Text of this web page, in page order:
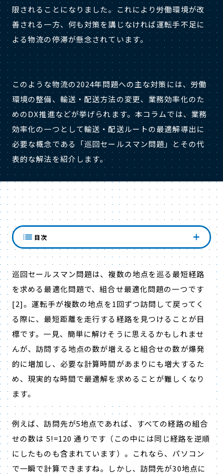
限されることになりました。これにより労働環境が改
善される一方、何も対策を講じなければ運転手不足に
よる物流の停滞が懸念されています。
このような物流の2024年問題への主な対策には、労働
環境の整備、輸送・配送方法の変更、業務効率化のた
めのDX推進などが挙げられます。本コラムでは、業務
効率化の一つとして輸送・配送ルートの最適解導出に
必要な概念である「巡回セールスマン問題」とその代
表的な解法を紹介します。
巡回セールスマン問題の難しさ
巡回セールスマン問題は、複数の地点を巡る最短経路
を求める最適化問題で、組合せ最適化問題の一つです
[2]。運転手が複数の地点を1回ずつ訪問して戻ってく
る際に、最短距離を走行する経路を見つけることが目
標です。一見、簡単に解けそうに思えるかもしれませ
んが、訪問する地点の数が増えると組合せの数が爆発
的に増加し、必要な計算時間があまりにも増大するた
め、現実的な時間で最適解を求めることが難しくなり
ます。
例えば、訪問先が5地点であれば、すべての経路の組合
せの数は 5!=120 通りです（この中には同じ経路を逆順
にしたものも含まれています）。これなら、パソコン
で一瞬で計算できますね。しかし、訪問先が30地点に
目次